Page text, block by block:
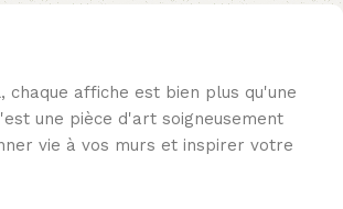
chaque affiche est bien plus qu'une
une pièce d'art soigneusement
vie à vos murs et inspirer votre